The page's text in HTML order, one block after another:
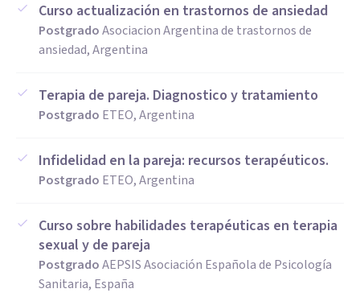
Curso actualización en trastornos de ansiedad
PostgradoAsociacion Argentina de trastornos de
ansiedad, Argentina
Terapia de pareja. Diagnostico y tratamiento
Postgrado ETEO, Argentina
Infidelidad en la pareja: recursos terapéuticos.
Postgrado ETEO, Argentina
Curso sobre habilidades terapéuticas en terapia
sexual y de pareja
PostgradoAEPSIS Asociación Española de Psicología
Sanitaria, España